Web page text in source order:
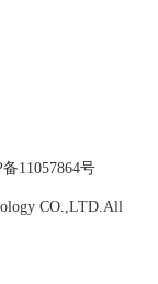
11057864号
CO.,LTD. All